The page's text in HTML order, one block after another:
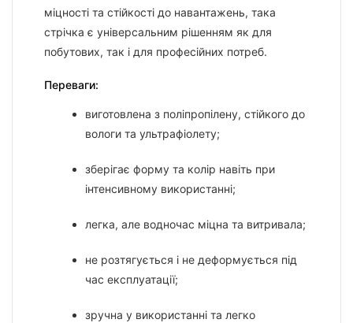
міцності та стійкості до навантажень, така
стрічка є універсальним рішенням як для
побутових, так і для професійних потреб.
Переваги:
виготовлена з поліпропілену, стійкого до
вологи та ультрафіолету;
зберігає форму та колір навіть при
інтенсивному використанні;
легка, але водночас міцна та витривала;
не розтягується і не деформується під
час експлуатації;
зручна у використанні та легко